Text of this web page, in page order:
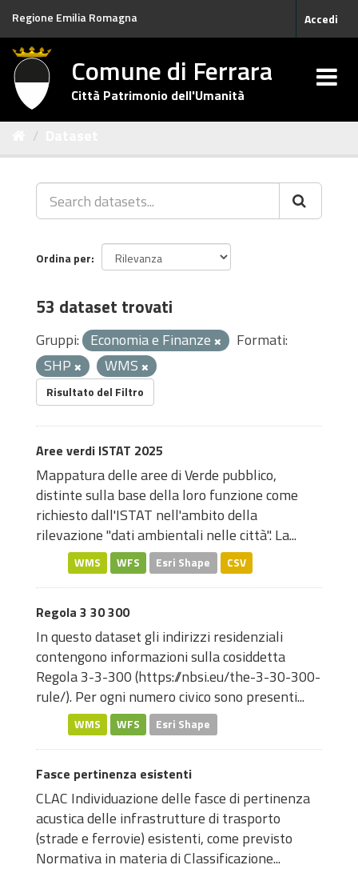
Salta
contenuto
Regione Emilia Romagna Accedi
Comune di Ferrara
Città Patrimonio dell'Umanità
Ordina per
53 dataset trovati
Gruppi: Economia e Finanze
Formati:
SHP
WMS
Risultato del Filtro
Aree verdi ISTAT 2025
Mappatura delle aree di Verde pubblico,
distinte sulla base della loro funzione come
richiesto dall'ISTAT nell'ambito della
rilevazione "dati ambientali nelle città". La...
WMS WFS Esri Shape CSV
Regola 3 30 300
In questo dataset gli indirizzi residenziali
contengono informazioni sulla cosiddetta
Regola 3-3-300 (https://nbsi.eu/the-3-30-300-
rule/). Per ogni numero civico sono presenti...
WMS WFS Esri Shape
Fasce pertinenza esistenti
CLAC Individuazione delle fasce di pertinenza
acustica delle infrastrutture di trasporto
(strade e ferrovie) esistenti, come previsto
Normativa in materia di Classificazione...